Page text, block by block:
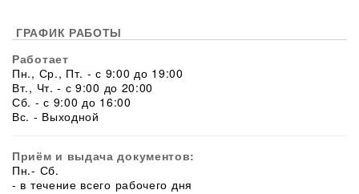
ГРАФИК РАБОТЫ
Работает
Пн., Ср., Пт. - с 9:00 до 19:00
Вт., Чт. - с 9:00 до 20:00
Сб. - с 9:00 до 16:00
Вс. - Выходной
Приём и выдача документов:
Пн.- Сб.
- в течение всего рабочего дня